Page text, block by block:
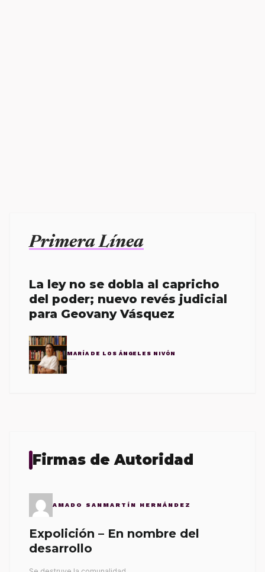
Primera Línea
La ley no se dobla al capricho
del poder; nuevo revés judicial
para Geovany Vásquez
MARÍA DE LOS ÁNGELES NIVÓN
Firmas de Autoridad
AMADO SANMARTÍN HERNÁNDEZ
Expolición – En nombre del
desarrollo